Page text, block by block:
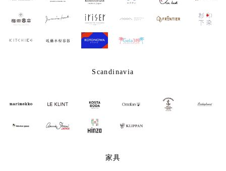
Scandinavia
家具